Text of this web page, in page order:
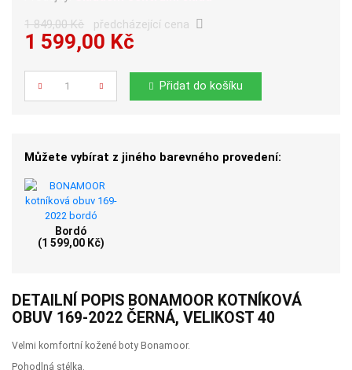
1 849,00 Kč předcházející cena
1 599,00 Kč
Počet
Přidat do košíku
Můžete vybírat z jiného barevného provedení:
Bordó
(1 599,00 Kč)
DETAILNÍ POPIS BONAMOOR KOTNÍKOVÁ
OBUV 169-2022 ČERNÁ, VELIKOST 40
Velmi komfortní kožené boty Bonamoor.
Pohodlná stélka.